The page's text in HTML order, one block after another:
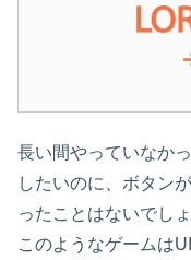
長い間やっていなか
したいのに、ボタン
ったことはないでし
このようなゲームは